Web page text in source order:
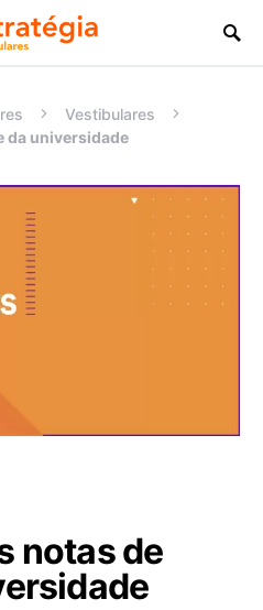
Vestibulares
da universidade
notas de